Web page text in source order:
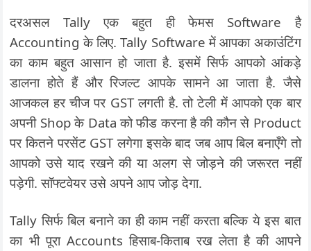
दरअसल Tally एक बहुत ही फेमस Software है
Accounting के लिए. Tally Software में आपका अकाउंटिंग
का काम बहुत आसान हो जाता है. इसमें सिर्फ आपको आंकड़े
डालना होते हैं और रिजल्ट आपके सामने आ जाता है. जैसे
आजकल हर चीज पर GST लगती है. तो टेली में आपको एक बार
अपनी Shop के Data को फीड करना है की कौन से Product
पर कितने परसेंट GST लगेगा इसके बाद जब आप बिल बनाएँगे तो
आपको उसे याद रखने की या अलग से जोड़ने की जरूरत नहीं
पड़ेगी. सॉफ्टवेयर उसे अपने आप जोड़ देगा.
Tally सिर्फ बिल बनाने का ही काम नहीं करता बल्कि ये इस बात
का भी पूरा Accounts हिसाब-किताब रख लेता है की आपने